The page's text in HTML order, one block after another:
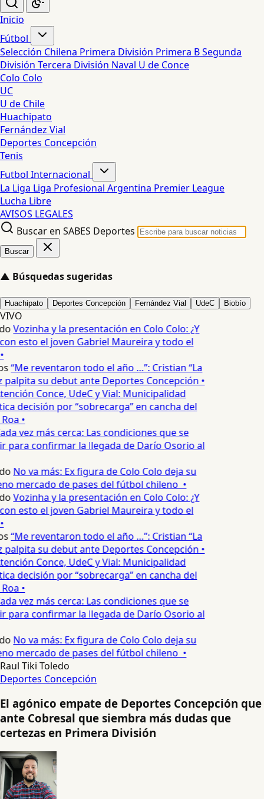
Inicio
Fútbol
Selección Chilena Primera División Primera BSegunda
División Tercera División Naval U de Conce
Colo Colo
UC
U de Chile
Huachipato
Fernández Vial
Deportes Concepción
Tenis
Futbol Internacional
La Liga Liga Profesional Argentina Premier League
Lucha Libre
AVISOS LEGALES
Buscar en SABES Deportes
Buscar
▲ Búsquedas sugeridas
Huachipato Deportes Concepción Fernández Vial UdeC Biobío
VIVO
Vozinha y la presentación en Colo Colo: ¿Y
esto el joven Gabriel Maureira y todo el
“Me reventaron todo el año …”: Cristian “La
su debut ante Deportes Concepción •
Conce, UdeC y Vial: Municipalidad
decisión por “sobrecarga” en cancha del
•
vez más cerca: Las condiciones que se
para confirmar la llegada de Darío Osorio al
No va más: Ex figura de Colo Colo deja su
mercado de pases del fútbol chileno •
Vozinha y la presentación en Colo Colo: ¿Y
esto el joven Gabriel Maureira y todo el
“Me reventaron todo el año …”: Cristian “La
su debut ante Deportes Concepción •
Conce, UdeC y Vial: Municipalidad
decisión por “sobrecarga” en cancha del
•
vez más cerca: Las condiciones que se
para confirmar la llegada de Darío Osorio al
No va más: Ex figura de Colo Colo deja su
mercado de pases del fútbol chileno •
Raul Tiki Toledo
Deportes Concepción
El agónico empate de Deportes Concepción que
ante Cobresal que siembra más dudas que
certezas en Primera División